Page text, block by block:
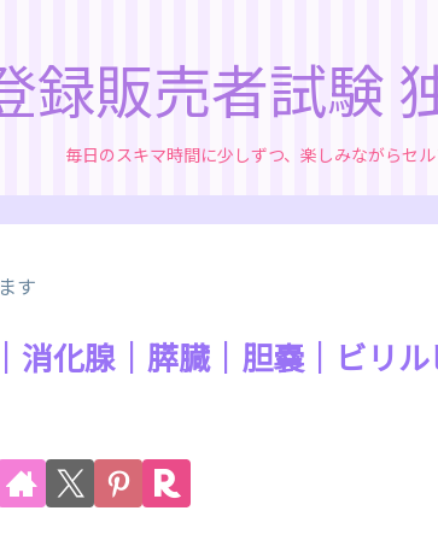
録販売者試験
毎日のスキマ時間に少しずつ、楽しみながらセル
す
化腺｜膵臓｜胆嚢｜ビリル